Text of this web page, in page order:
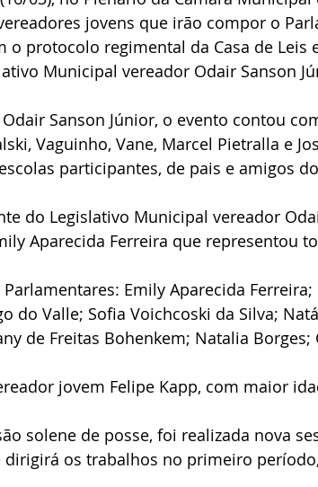
jovens que irão compor o
o protocolo regimental da Casa de Leis
Municipal vereador Odair Sanson
Sanson Júnior, o evento contou
Vaguinho, Vane, Marcel Pietralla e
participantes, de pais e amigos
do Legislativo Municipal vereador
Aparecida Ferreira que representou
Emily Aparecida Ferreira;
do Valle; Sofia Voichcoski da Silva;
de Freitas Bohenkem; Natalia Borges;
jovem Felipe Kapp, com maior
solene de posse, foi realizada nova
dirigirá os trabalhos no primeiro